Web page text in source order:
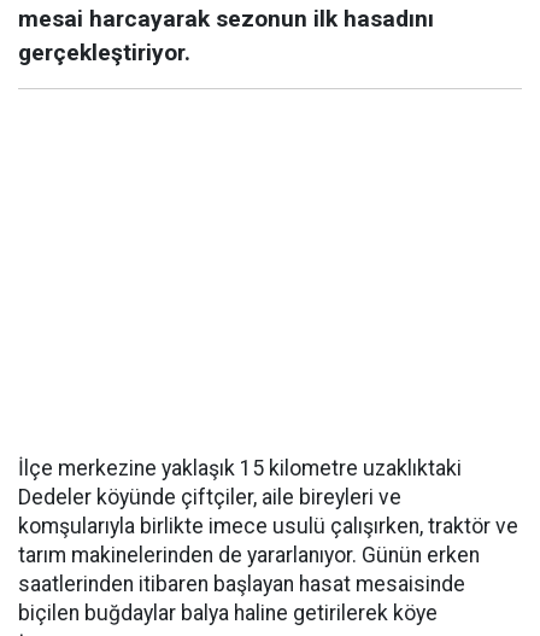
mesai harcayarak sezonun ilk hasadını
gerçekleştiriyor.
İlçe merkezine yaklaşık 15 kilometre uzaklıktaki
Dedeler köyünde çiftçiler, aile bireyleri ve
komşularıyla birlikte imece usulü çalışırken, traktör ve
tarım makinelerinden de yararlanıyor. Günün erken
saatlerinden itibaren başlayan hasat mesaisinde
biçilen buğdaylar balya haline getirilerek köye